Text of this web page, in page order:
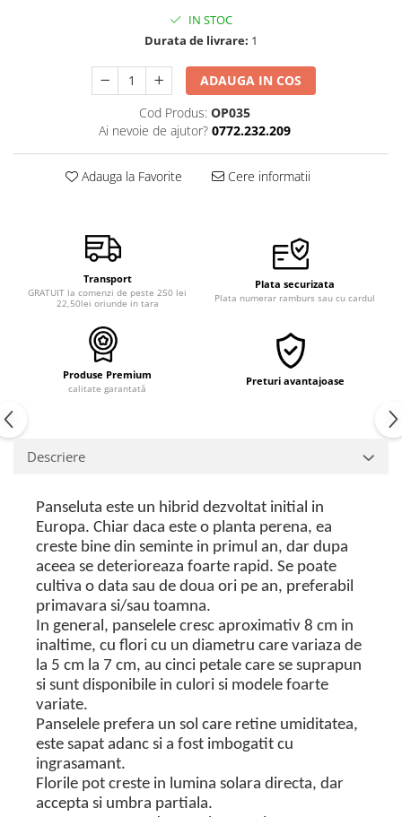
IN STOC
Durata de livrare: 1
ADAUGA IN COS
Cod Produs: OP035
Ai nevoie de ajutor? 0772.232.209
Adauga la Favorite Cere informatii
Transport
GRATUIT la comenzi de peste 250 lei
22,50lei oriunde in tara
Plata securizata
Plata numerar ramburs sau cu cardul
Produse Premium
calitate garantată
Preturi avantajoase
Descriere
Panseluta este un hibrid dezvoltat initial in
Europa. Chiar daca este o planta perena, ea
creste bine din seminte in primul an, dar dupa
aceea se deterioreaza foarte rapid. Se poate
cultiva o data sau de doua ori pe an, preferabil
primavara si/sau toamna.
In general, panselele cresc aproximativ 8 cm in
inaltime, cu flori cu un diametru care variaza de
la 5 cm la 7 cm, au cinci petale care se suprapun
si sunt disponibile in culori si modele foarte
variate.
Panselele prefera un sol care retine umiditatea,
este sapat adanc si a fost imbogatit cu
ingrasamant.
Florile pot creste in lumina solara directa, dar
accepta si umbra partiala.